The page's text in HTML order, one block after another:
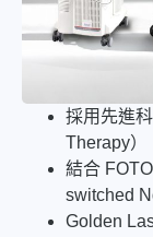
採用先進
Therapy）
結合
switched
Golden